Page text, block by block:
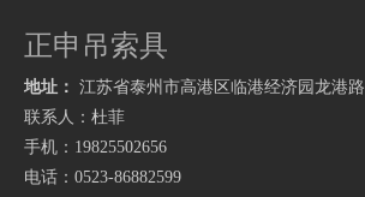
正申吊索具
地址： 江苏省泰州市高港区临港经济园龙港路
联系人：杜菲
手机：19825502656
电话：0523-86882599